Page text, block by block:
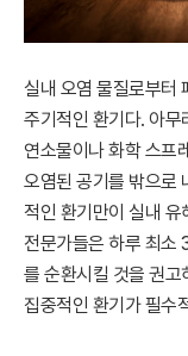
실내 오염 물질로부터
주기적인 환기다. 아
연소물이나 화학 스프
오염된 공기를 밖으로
적인 환기만이 실내
전문가들은 하루 최소
를 순환시킬 것을 권고
집중적인 환기가 필수